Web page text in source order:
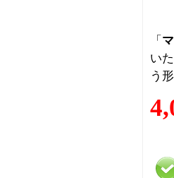
「
い
う